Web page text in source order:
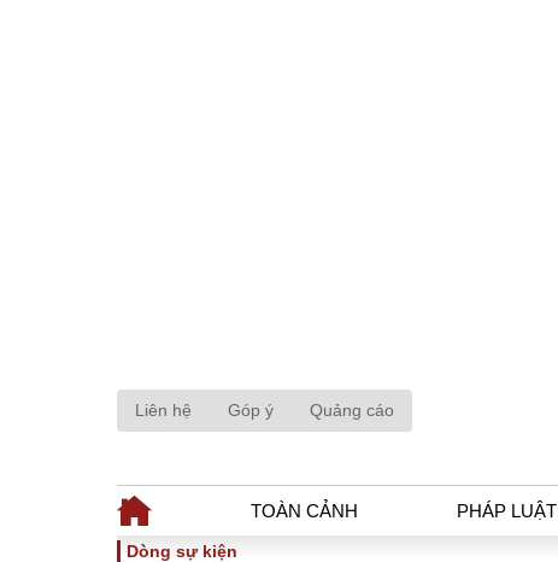
Liên hệ Góp ý Quảng cáo
TOÀN CẢNH PHÁP LUẬT
Dòng sự kiện